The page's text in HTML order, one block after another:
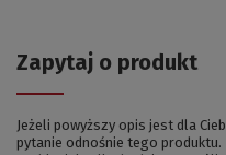
Zapytaj o produkt
Jeżeli powyższy opis jest dla
pytanie odnośnie tego